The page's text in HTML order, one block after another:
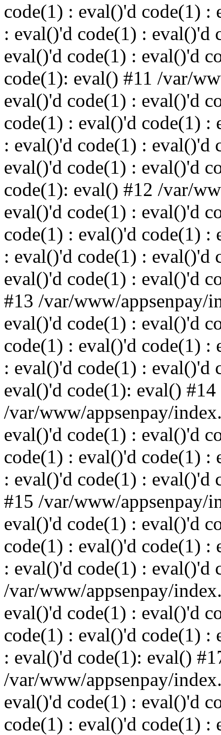
code(1) : eval()'d code(1) :
: eval()'d code(1) : eval()'d
eval()'d code(1) : eval()'d
code(1): eval() #11 /var/
eval()'d code(1) : eval()'d
code(1) : eval()'d code(1) :
: eval()'d code(1) : eval()'d
eval()'d code(1) : eval()'d
code(1): eval() #12 /var/
eval()'d code(1) : eval()'d
code(1) : eval()'d code(1) :
: eval()'d code(1) : eval()'d
eval()'d code(1) : eval()'d
#13 /var/www/appsenpay/
eval()'d code(1) : eval()'d
code(1) : eval()'d code(1) :
: eval()'d code(1) : eval()'d
eval()'d code(1): eval() #14
/var/www/appsenpay/
eval()'d code(1) : eval()'d
code(1) : eval()'d code(1) :
: eval()'d code(1) : eval()'d
#15 /var/www/appsenpay/
eval()'d code(1) : eval()'d
code(1) : eval()'d code(1) :
: eval()'d code(1) : eval()'d
/var/www/appsenpay/
eval()'d code(1) : eval()'d
code(1) : eval()'d code(1) :
: eval()'d code(1): eval()
/var/www/appsenpay/
eval()'d code(1) : eval()'d
code(1) : eval()'d code(1) :